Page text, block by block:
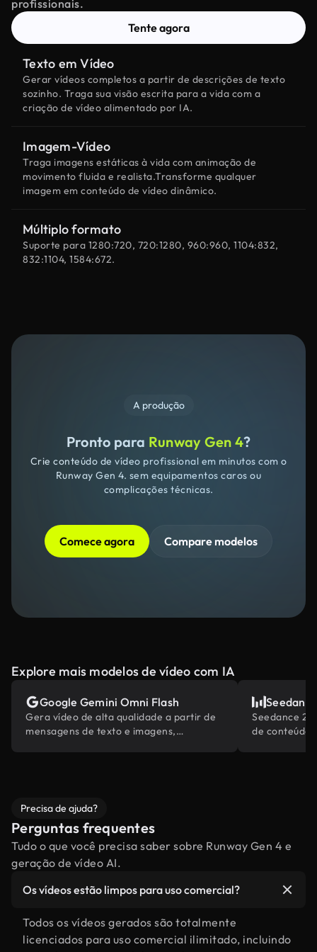
profissionais.
Tente agora
Texto em Vídeo
Gerar vídeos completos a partir de descrições de texto
sozinho. Traga sua visão escrita para a vida com a
criação de vídeo alimentado por IA.
Imagem-Vídeo
Traga imagens estáticas à vida com animação de
movimento fluida e realista.Transforme qualquer
imagem em conteúdo de vídeo dinâmico.
Múltiplo formato
Suporte para 1280:720, 720:1280, 960:960, 1104:832,
832:1104, 1584:672.
A produção
Pronto para Runway Gen 4?
Crie conteúdo de vídeo profissional em minutos com o
Runway Gen 4. sem equipamentos caros ou
complicações técnicas.
Comece agora Compare modelos
Explore mais modelos de vídeo com IA
Google Gemini Omni Flash
Gera vídeo de alta qualidade a partir de
mensagens de texto e imagens,
Seedance
de conteúdo
Precisa de ajuda?
Perguntas frequentes
Tudo o que você precisa saber sobre Runway Gen 4 e
geração de vídeo AI.
Os vídeos estão limpos para uso comercial?
Todos os vídeos gerados são totalmente
licenciados para uso comercial ilimitado, incluindo